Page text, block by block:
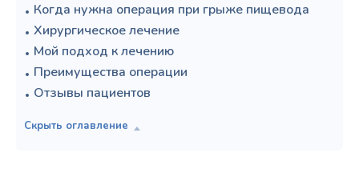
Когда нужна операция при грыже пищевода
Хирургическое лечение
Мой подход к лечению
Преимущества операции
Отзывы пациентов